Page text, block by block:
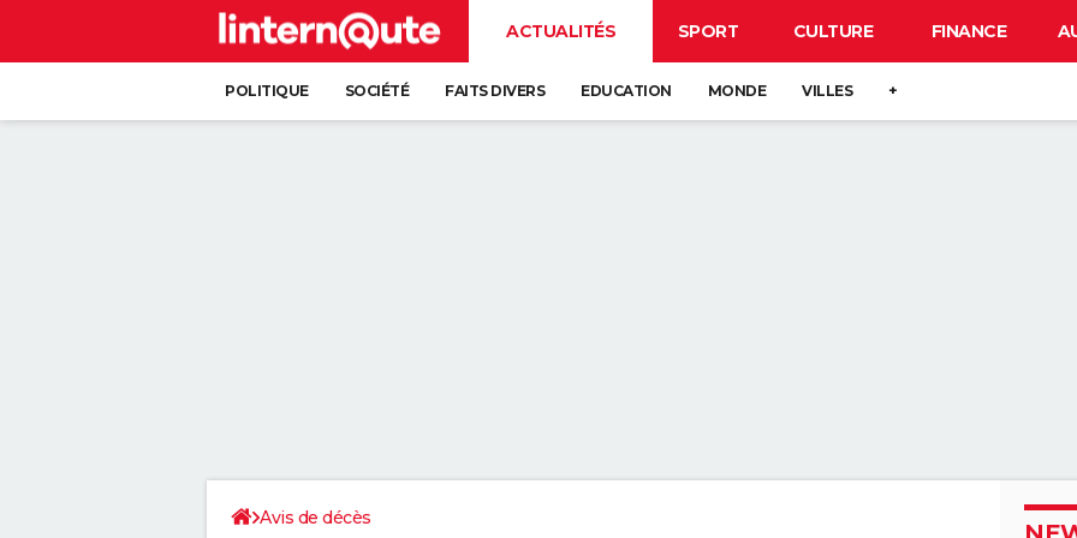
ACTUALITÉS SPORT CULTURE FINANCE
POLITIQUE SOCIÉTÉ FAITS DIVERS EDUCATION MONDE VILLES +
Avis de décès